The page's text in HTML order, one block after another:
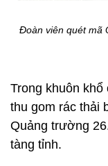
Đoàn viên quét mã
Trong khuôn
thu gom rác thải
Quảng trường
tàng tỉnh.